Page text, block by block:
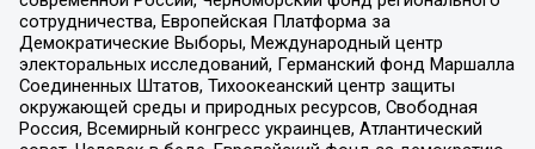
сотрудничества, Европейская Платформа за
Демократические Выборы, Международный центр
электоральных исследований, Германский фонд Маршалла
Соединенных Штатов, Тихоокеанский центр защиты
окружающей среды и природных ресурсов, Свободная
Россия, Всемирный конгресс украинцев, Атлантический